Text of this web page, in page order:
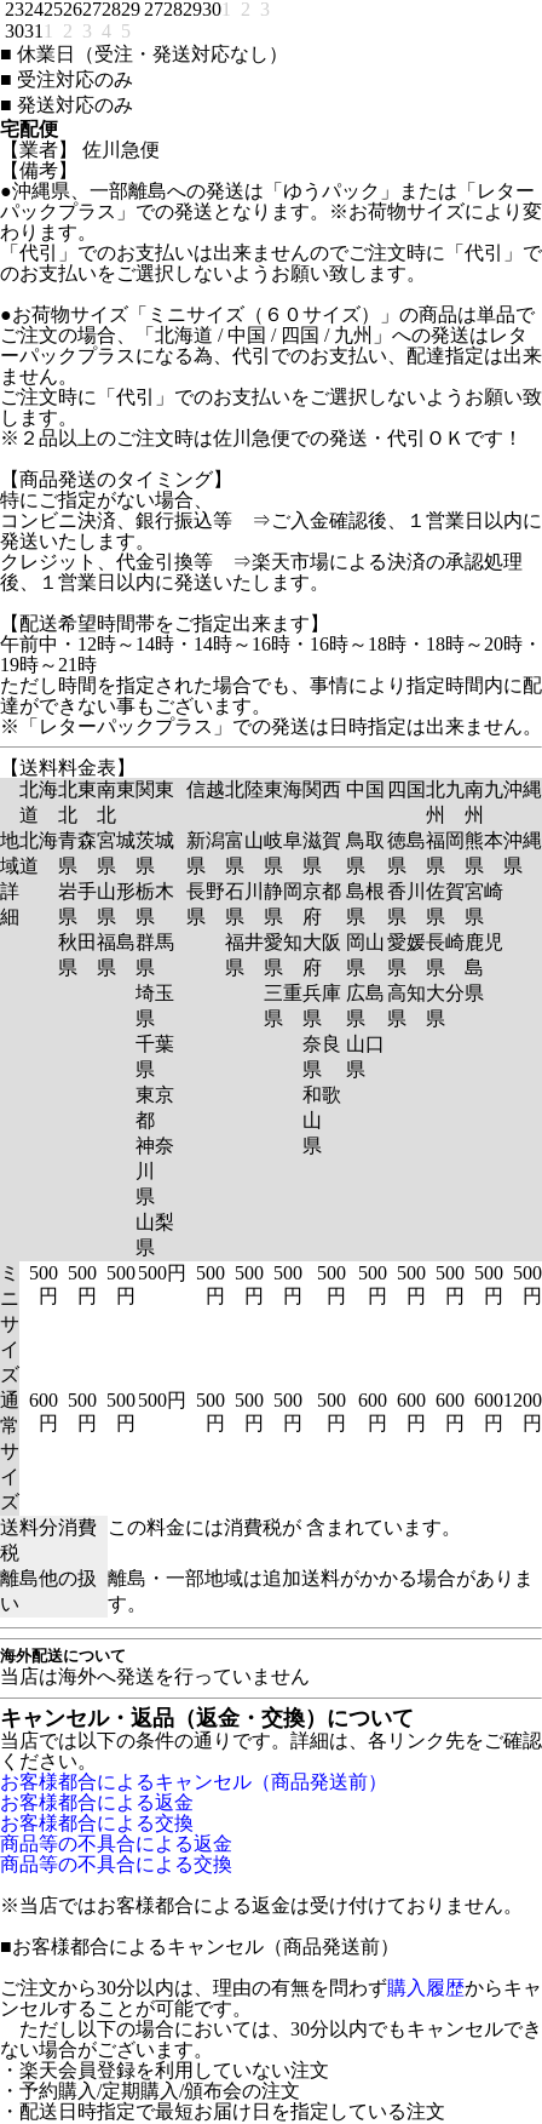
23242526272829
3031 1 2 3 4 5
272829301 2 3
■ 休業日（受注・発送対応なし）
■ 受注対応のみ
■ 発送対応のみ
宅配便
【業者】 佐川急便
【備考】
●沖縄県、一部離島への発送は「ゆうパック」または「レター
パックプラス」での発送となります。※お荷物サイズにより変
わります。
「代引」でのお支払いは出来ませんのでご注文時に「代引」で
のお支払いをご選択しないようお願い致します。
●お荷物サイズ「ミニサイズ（６０サイズ）」の商品は単品で
ご注文の場合、「北海道 / 中国 / 四国 / 九州」への発送はレタ
ーパックプラスになる為、代引でのお支払い、配達指定は出来
ません。
ご注文時に「代引」でのお支払いをご選択しないようお願い致
します。
※２品以上のご注文時は佐川急便での発送・代引ＯＫです！
【商品発送のタイミング】
特にご指定がない場合、
コンビニ決済、銀行振込等 ⇒ご入金確認後、１営業日以内に
発送いたします。
クレジット、代金引換等 ⇒楽天市場による決済の承認処理
後、１営業日以内に発送いたします。
【配送希望時間帯をご指定出来ます】
午前中・12時～14時・14時～16時・16時～18時・18時～20時・
19時～21時
ただし時間を指定された場合でも、事情により指定時間内に配
達ができない事もございます。
※「レターパックプラス」での発送は日時指定は出来ません。
【送料料金表】
北海
道
北東
北
南東
北
関東 信越北陸東海関西 中国 四国北九
州
南九
州
沖縄
地
域
詳
細
北海
道
青森
県
岩手
県
秋田
県
宮城
県
山形
県
福島
県
茨城
県
栃木
県
群馬
県
埼玉
県
千葉
県
東京
都
神奈
川
県
山梨
県
新潟
県
長野
県
富山
県
石川
県
福井
県
岐阜
県
静岡
県
愛知
県
三重
県
滋賀
県
京都
府
大阪
府
兵庫
県
奈良
県
和歌
山
県
鳥取
県
島根
県
岡山
県
広島
県
山口
県
徳島
県
香川
県
愛媛
県
高知
県
福岡
県
佐賀
県
長崎
県
大分
県
熊本
県
宮崎
県
鹿児
島
県
沖縄
県
ミ
ニ
サ
イ
ズ
500
円
500
円
500
円
500円
500
円
500
円
500
円
500
円
500
円
500
円
500
円
500
円
500
円
通
常
サ
イ
ズ
600
円
500
円
500
円
500円
500
円
500
円
500
円
500
円
600
円
600
円
600
円
600
円
1200
円
送料分消費
税
この料金には消費税が 含まれています。
離島他の扱
い
離島・一部地域は追加送料がかかる場合がありま
す。
海外配送について
当店は海外へ発送を行っていません
キャンセル・返品（返金・交換）について
当店では以下の条件の通りです。詳細は、各リンク先をご確認
ください。
お客様都合によるキャンセル（商品発送前）
お客様都合による返金
お客様都合による交換
商品等の不具合による返金
商品等の不具合による交換
※当店ではお客様都合による返金は受け付けておりません。
■お客様都合によるキャンセル（商品発送前）
ご注文から30分以内は、理由の有無を問わず購入履歴からキャ
ンセルすることが可能です。
ただし以下の場合においては、30分以内でもキャンセルでき
ない場合がございます。
・楽天会員登録を利用していない注文
・予約購入/定期購入/頒布会の注文
・配送日時指定で最短お届け日を指定している注文